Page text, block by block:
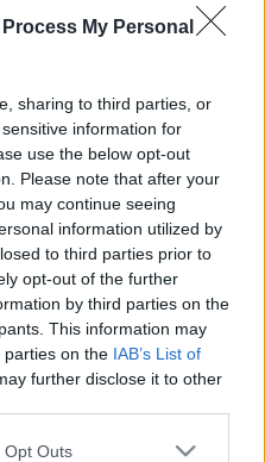
My Personal
sharing to third parties, or
information for
use the below opt-out
Please note that after your
may continue seeing
information utilized by
to third parties prior to
opt-out of the further
by third parties on the
This information may
parties on the IAB’s List of
further disclose it to other
uses one or more Google
Opt Outs